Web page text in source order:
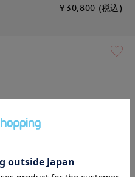
￥30,800 (税込)